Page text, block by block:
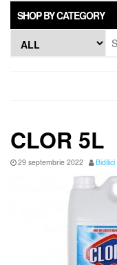
SHOP BY CATEGORY
CLOR 5L
29 septembrie 2022